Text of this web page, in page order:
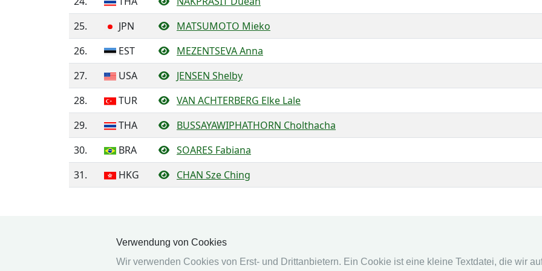
Verwendung von Cookies
Wir verwenden Cookies von Erst- und Drittanbietern. Ein Cookie ist eine kleine Textdatei, die wir
25.
JPN
MATSUMOTO Mieko
26.
EST
MEZENTSEVA Anna
27.
USA
JENSEN Shelby
28.
TUR
VAN ACHTERBERG Elke Lale
29.
THA
BUSSAYAWIPHATHORN Cholthacha
30.
BRA
SOARES Fabiana
31.
HKG CHAN Sze Ching
fencingworldwide Online